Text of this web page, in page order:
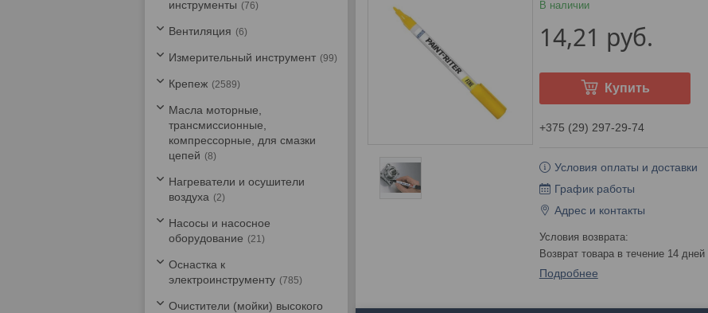
В наличии
14,21 руб.
Купить
+375 (29) 297-29-74
Условия оплаты и доставки
График работы
Адрес и контакты
возврат товара в течение 14 дней
Подробнее
инструменты
76
Вентиляция 6
Измерительный инструмент 99
Крепеж 2589
Масла моторные,
трансмиссионные,
компрессорные, для смазки
цепей
8
Нагреватели и осушители
воздуха
2
Насосы и насосное
оборудование
21
Оснастка к
электроинструменту
785
Очистители (мойки) высокого